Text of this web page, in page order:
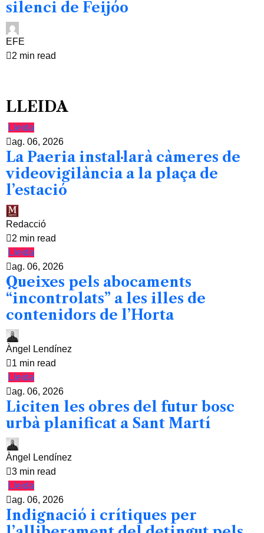
silenci de Feijóo
EFE
2 min read
LLEIDA
Lleida
ag. 06, 2026
La Paeria instal·larà càmeres de
videovigilància a la plaça de
l’estació
Redacció
2 min read
Lleida
ag. 06, 2026
Queixes pels abocaments
“incontrolats” a les illes de
contenidors de l’Horta
Àngel Lendínez
1 min read
Lleida
ag. 06, 2026
Liciten les obres del futur bosc
urbà planificat a Sant Martí
Àngel Lendínez
3 min read
Lleida
ag. 06, 2026
Indignació i crítiques per